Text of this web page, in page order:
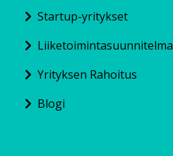
Startup-yritykset
Liiketoimintasuunnitelma
Yrityksen Rahoitus
Blogi